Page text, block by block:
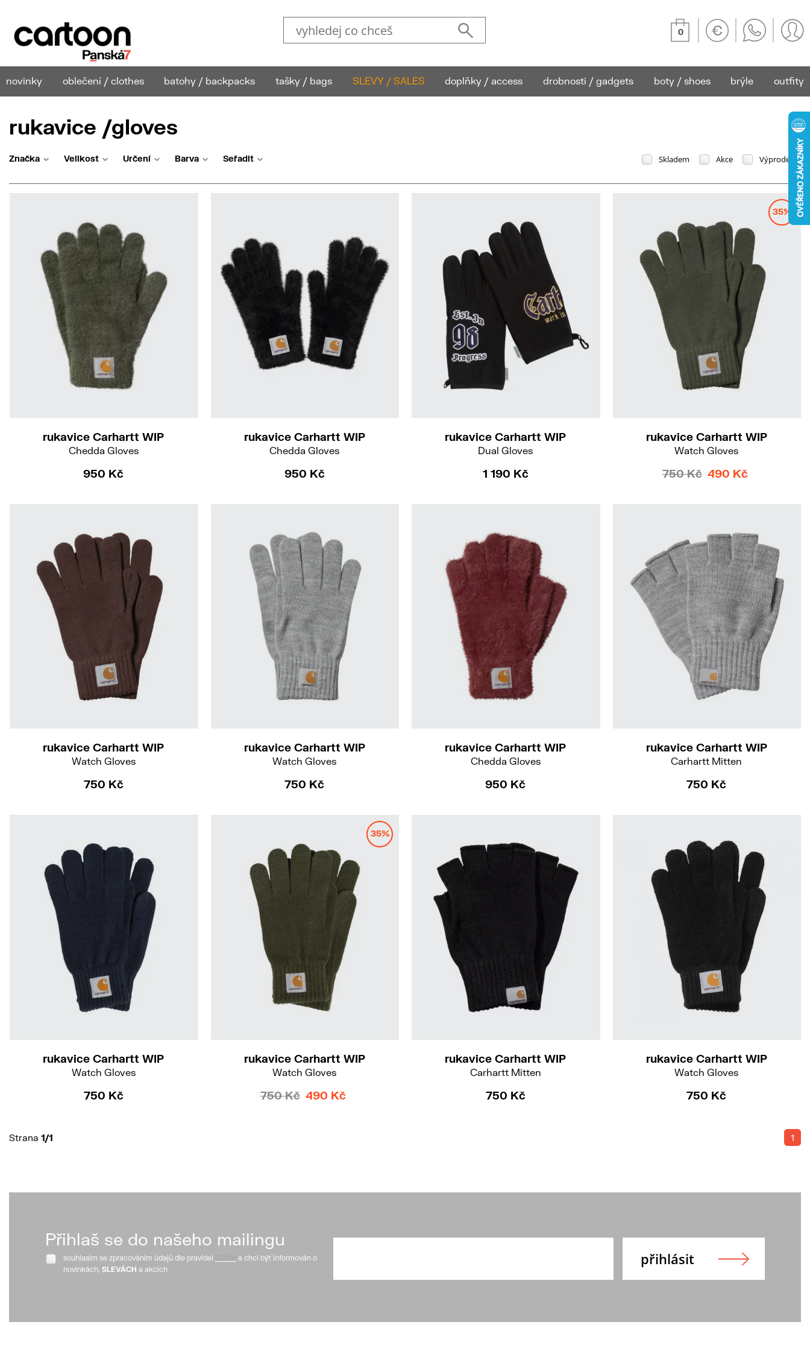
0
novinky oblečení / clothes batohy / backpacks tašky / bags SLEVY / SALES doplňky / access drobnosti / gadgets boty / shoes brýle outfity
rukavice /gloves
Značka Velikost Určení Barva Seřadit Skladem Akce Výprodej
rukavice Carhartt WIP
Chedda Gloves
950 Kč
rukavice Carhartt WIP
Chedda Gloves
950 Kč
rukavice Carhartt WIP
Dual Gloves
1 190 Kč
35%
rukavice Carhartt WIP
Watch Gloves
750 Kč 490 Kč
rukavice Carhartt WIP
Watch Gloves
750 Kč
rukavice Carhartt WIP
Watch Gloves
750 Kč
rukavice Carhartt WIP
Chedda Gloves
950 Kč
rukavice Carhartt WIP
Carhartt Mitten
750 Kč
rukavice Carhartt WIP
Watch Gloves
750 Kč
35%
rukavice Carhartt WIP
Watch Gloves
750 Kč 490 Kč
rukavice Carhartt WIP
Carhartt Mitten
750 Kč
rukavice Carhartt WIP
Watch Gloves
750 Kč
Strana 1/1 1
Přihlaš se do našeho mailingu
souhlasím se zpracováním údajů dle pravidel
a chci být informován o
novinkách, SLEVÁCH a akcích